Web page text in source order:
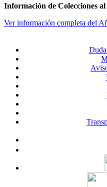
Información de Colecciones
Ver información completa del